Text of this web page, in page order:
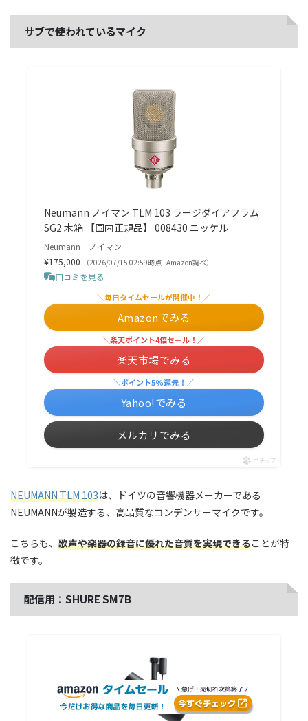
サブで使われているマイク
Neumann ノイマン TLM 103 ラージダイアフラム
SG2 木箱 【国内正規品】 008430 ニッケル
Neumann｜ノイマン
¥175,000
（2026/07/15 02:59時点 | Amazon調べ）
口コミを見る
＼毎日タイムセールが開催中！／
Amazonでみる
＼楽天ポイント4倍セール！／
楽天市場でみる
＼ポイント5%還元！／
Yahoo!でみる
メルカリでみる
ポチップ
NEUMANN TLM 103は、ドイツの音響機器メーカーである
NEUMANNが製造する、高品質なコンデンサーマイクです。
こちらも、 歌声や楽器の録音に優れた音質を実現できることが特
徴です。
配信用：SHURE SM7B